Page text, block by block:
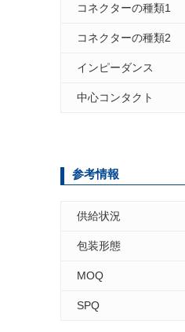
コネクターの種類1
コネクターの種類2
インピーダンス
中心コンタクト
参考情報
供給状況
包装形態
MOQ
SPQ